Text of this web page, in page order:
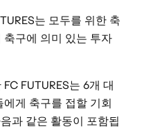
는 모두를 위한 축
구에 의미 있는 투자
FUTURES는 6개 대
게 축구를 접할 기회
과 같은 활동이 포함됩